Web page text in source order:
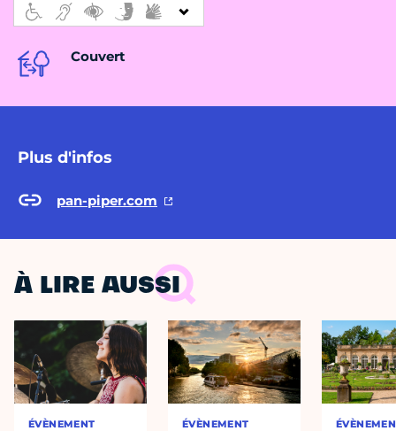
Couvert
Plus d'infos
pan-piper.com
À LIRE AUSSI
ÉVÈNEMENT ÉVÈNEMENT